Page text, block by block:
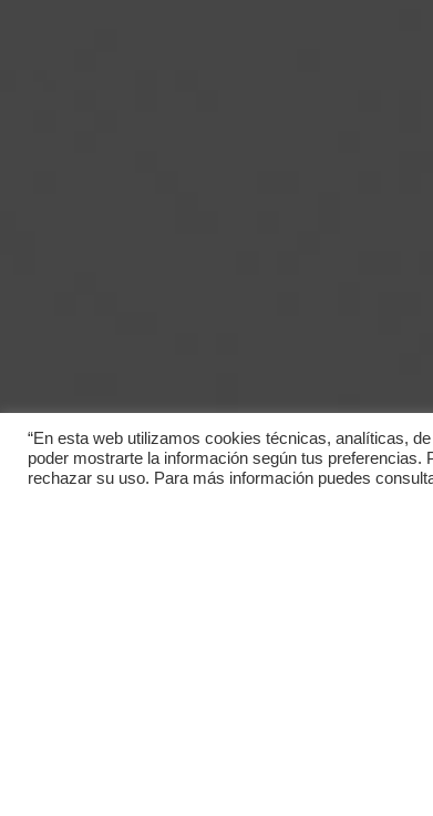
“En esta web utilizamos cookies técnicas, analíticas,
poder mostrarte la información según tus preferencias.
rechazar su uso. Para más información puedes